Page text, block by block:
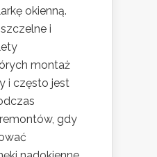
okienną.
i
montaż
i często jest
gdy